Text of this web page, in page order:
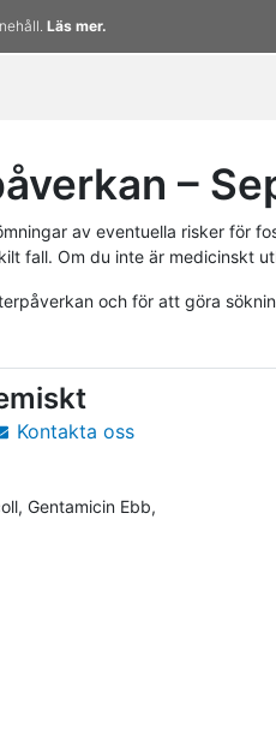
Läs mer.
–
av eventuella risker för
fall. Om du inte är medicinskt
och för att göra
Kontakta oss
Gentamicin Ebb,